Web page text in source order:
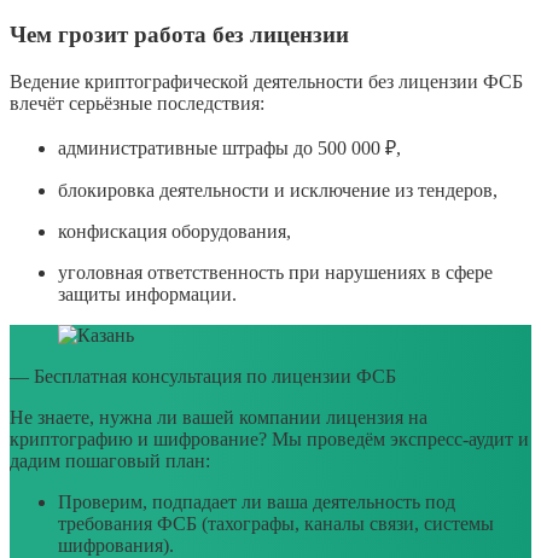
Чем грозит работа без лицензии
Ведение криптографической деятельности без лицензии ФСБ
влечёт серьёзные последствия:
административные штрафы до 500 000 ₽,
блокировка деятельности и исключение из тендеров,
конфискация оборудования,
уголовная ответственность при нарушениях в сфере
защиты информации.
— Бесплатная консультация по лицензии ФСБ
Не знаете, нужна ли вашей компании лицензия на
криптографию и шифрование? Мы проведём экспресс-аудит и
дадим пошаговый план:
Проверим, подпадает ли ваша деятельность под
требования ФСБ (тахографы, каналы связи, системы
шифрования).